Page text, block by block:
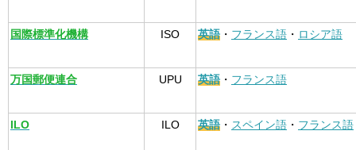
国際標準化機構 ISO 英語 ・ フランス語 ・ ロシア語
万国郵便連合 UPU 英語 ・ フランス語
ILO ILO 英語 ・ スペイン語 ・ フランス語